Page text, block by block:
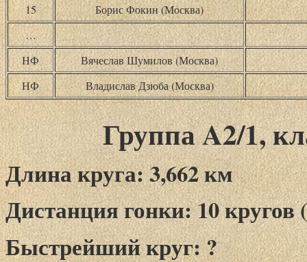
15
Борис Фокин (Москва)
…
НФ
Вячеслав Шумилов (Москва)
НФ
Владислав Дзюба (Москва)
Группа A2/1,
Длина круга: 3,662 км
Дистанция гонки: 10 кругов
Быстрейший круг: ?